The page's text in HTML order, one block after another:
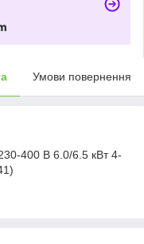
Умови повернення
400 В 6.0/6.5 кВт 4-